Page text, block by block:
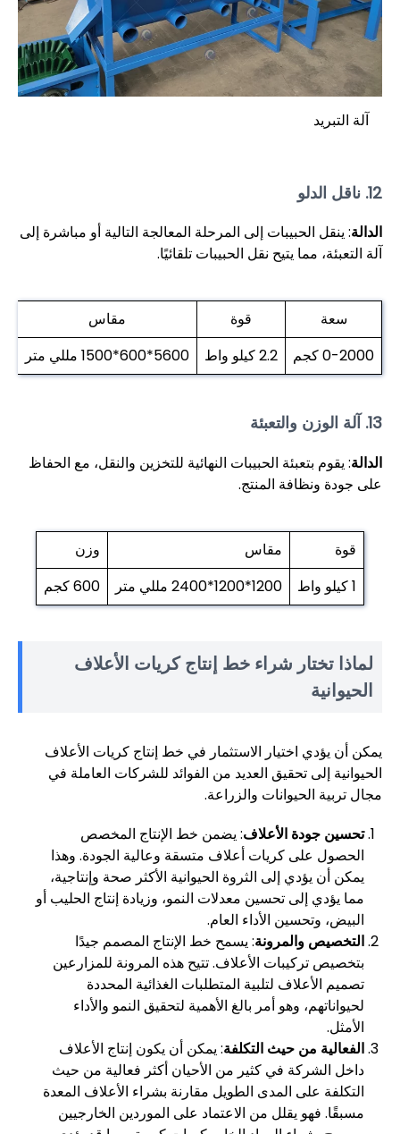
آلة التبريد
12. ناقل الدلو
الدالة: ينقل الحبيبات إلى المرحلة المعالجة التالية أو مباشرة إلى
آلة التعبئة، مما يتيح نقل الحبيبات تلقائيًا.
سعة قوة
مقاس
0-2000 كجم
2.2 كيلو واط 5600*600*1500 مللي متر
13. آلة الوزن والتعبئة
الدالة: يقوم بتعبئة الحبيبات النهائية للتخزين والنقل، مع الحفاظ
على جودة ونظافة المنتج.
قوة مقاس
وزن
1 كيلو واط
1200*1200*2400 مللي متر 600 كجم
لماذا تختار شراء خط إنتاج كريات الأعلاف
الحيوانية
يمكن أن يؤدي اختيار الاستثمار في خط إنتاج كريات الأعلاف
الحيوانية إلى تحقيق العديد من الفوائد للشركات العاملة في
مجال تربية الحيوانات والزراعة.
تحسين جودة الأعلاف: يضمن خط الإنتاج المخصص
الحصول على كريات أعلاف متسقة وعالية الجودة. وهذا
يمكن أن يؤدي إلى الثروة الحيوانية الأكثر صحة وإنتاجية،
مما يؤدي إلى تحسين معدلات النمو، وزيادة إنتاج الحليب أو
البيض، وتحسين الأداء العام.
التخصيص والمرونة: يسمح خط الإنتاج المصمم جيدًا
بتخصيص تركيبات الأعلاف. تتيح هذه المرونة للمزارعين
تصميم الأعلاف لتلبية المتطلبات الغذائية المحددة
لحيواناتهم، وهو أمر بالغ الأهمية لتحقيق النمو والأداء
الأمثل.
الفعالية من حيث التكلفة: يمكن أن يكون إنتاج الأعلاف
داخل الشركة في كثير من الأحيان أكثر فعالية من حيث
التكلفة على المدى الطويل مقارنة بشراء الأعلاف المعدة
مسبقًا. فهو يقلل من الاعتماد على الموردين الخارجيين